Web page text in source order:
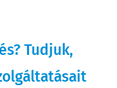
Tudjuk,